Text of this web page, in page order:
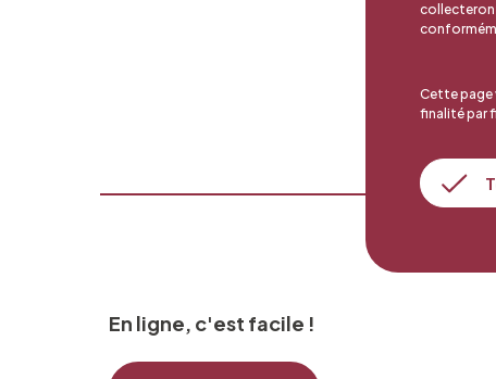
Cette page
finalité par
En ligne, c'est facile !